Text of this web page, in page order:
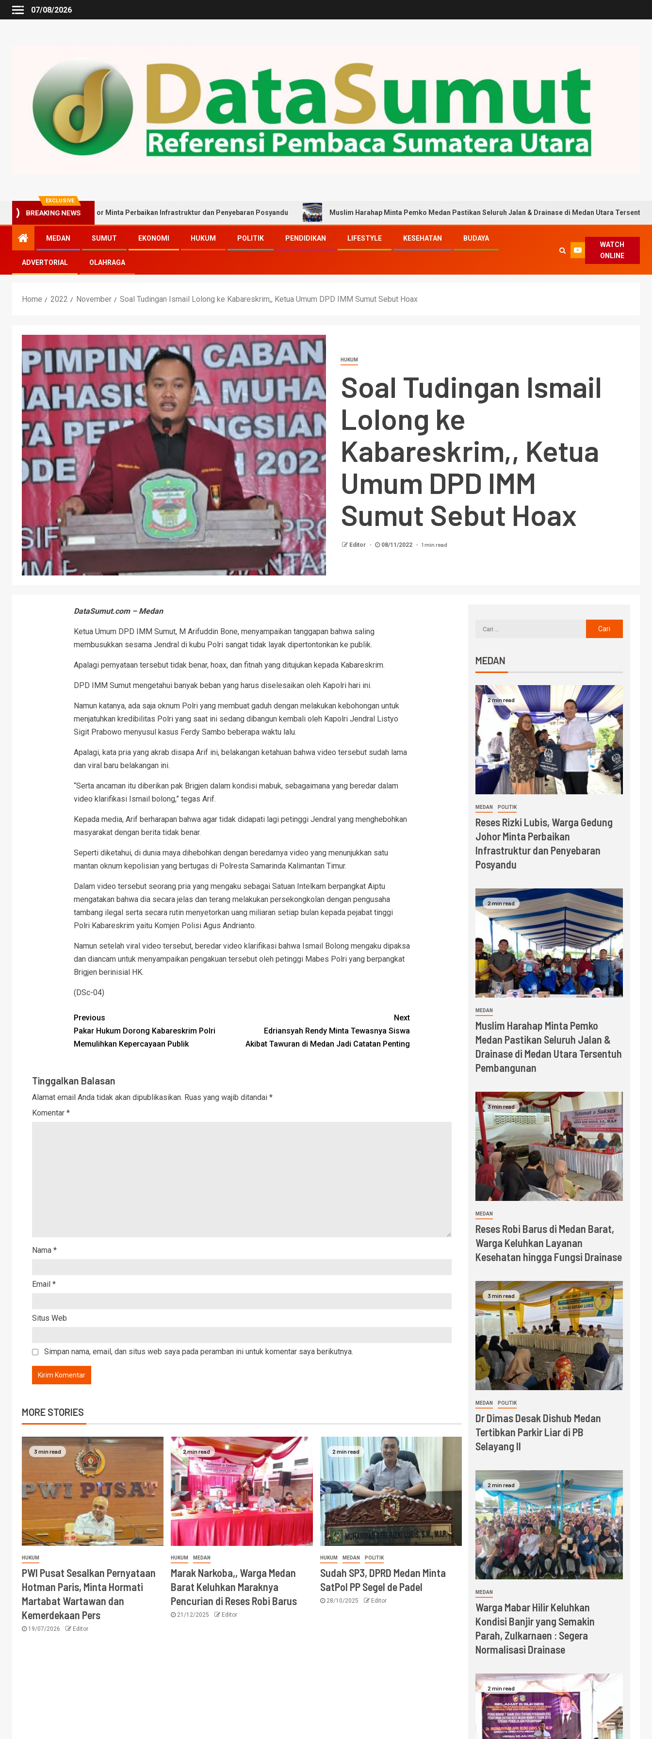
07/08/2026
EXCLUSIVE
BREAKING NEWS
Gedung Johor Minta Perbaikan Infrastruktur dan Penyebaran Posyandu Muslim Harahap Minta Pemko Medan Pastikan Seluruh Jalan & Drainase di Medan Utara Tersentuh Pembangunan
MEDAN SUMUT EKONOMI HUKUM POLITIK PENDIDIKAN LIFESTYLE KESEHATAN BUDAYA
ADVERTORIAL OLAHRAGA
WATCH
ONLINE
Home 2022 November Soal Tudingan Ismail Lolong ke Kabareskrim,, Ketua Umum DPD IMM Sumut Sebut Hoax
HUKUM
Soal Tudingan Ismail
Lolong ke
Kabareskrim,, Ketua
Umum DPD IMM
Sumut Sebut Hoax
Editor 08/11/2022 1 min read
DataSumut.com – Medan
Ketua Umum DPD IMM Sumut, M Arifuddin Bone, menyampaikan tanggapan bahwa saling
membusukkan sesama Jendral di kubu Polri sangat tidak layak dipertontonkan ke publik.
Apalagi pernyataan tersebut tidak benar, hoax, dan fitnah yang ditujukan kepada Kabareskrim.
DPD IMM Sumut mengetahui banyak beban yang harus diselesaikan oleh Kapolri hari ini.
Namun katanya, ada saja oknum Polri yang membuat gaduh dengan melakukan kebohongan untuk
menjatuhkan kredibilitas Polri yang saat ini sedang dibangun kembali oleh Kapolri Jendral Listyo
Sigit Prabowo menyusul kasus Ferdy Sambo beberapa waktu lalu.
Apalagi, kata pria yang akrab disapa Arif ini, belakangan ketahuan bahwa video tersebut sudah lama
dan viral baru belakangan ini.
“Serta ancaman itu diberikan pak Brigjen dalam kondisi mabuk, sebagaimana yang beredar dalam
video klarifikasi Ismail bolong,” tegas Arif.
Kepada media, Arif berharapan bahwa agar tidak didapati lagi petinggi Jendral yang menghebohkan
masyarakat dengan berita tidak benar.
Seperti diketahui, di dunia maya dihebohkan dengan beredarnya video yang menunjukkan satu
mantan oknum kepolisian yang bertugas di Polresta Samarinda Kalimantan Timur.
Dalam video tersebut seorang pria yang mengaku sebagai Satuan Intelkam berpangkat Aiptu
mengatakan bahwa dia secara jelas dan terang melakukan persekongkolan dengan pengusaha
tambang ilegal serta secara rutin menyetorkan uang miliaran setiap bulan kepada pejabat tinggi
Polri Kabareskrim yaitu Komjen Polisi Agus Andrianto.
Namun setelah viral video tersebut, beredar video klarifikasi bahwa Ismail Bolong mengaku dipaksa
dan diancam untuk menyampaikan pengakuan tersebut oleh petinggi Mabes Polri yang berpangkat
Brigjen berinisial HK.
(DSc-04)
Previous
Pakar Hukum Dorong Kabareskrim Polri
Memulihkan Kepercayaan Publik
Next
Edriansyah Rendy Minta Tewasnya Siswa
Akibat Tawuran di Medan Jadi Catatan Penting
Tinggalkan Balasan
Alamat email Anda tidak akan dipublikasikan. Ruas yang wajib ditandai *
Komentar *
Nama *
Email *
Situs Web
Simpan nama, email, dan situs web saya pada peramban ini untuk komentar saya berikutnya.
MORE STORIES
3 min read
HUKUM
PWI Pusat Sesalkan Pernyataan
Hotman Paris, Minta Hormati
Martabat Wartawan dan
Kemerdekaan Pers
19/07/2026 Editor
2 min read
HUKUM MEDAN
Marak Narkoba,, Warga Medan
Barat Keluhkan Maraknya
Pencurian di Reses Robi Barus
21/12/2025 Editor
2 min read
HUKUM MEDAN POLITIK
Sudah SP3, DPRD Medan Minta
SatPol PP Segel de Padel
28/10/2025 Editor
MEDAN
2 min read
MEDAN POLITIK
Reses Rizki Lubis, Warga Gedung
Johor Minta Perbaikan
Infrastruktur dan Penyebaran
Posyandu
2 min read
MEDAN
Muslim Harahap Minta Pemko
Medan Pastikan Seluruh Jalan &
Drainase di Medan Utara Tersentuh
Pembangunan
3 min read
MEDAN
Reses Robi Barus di Medan Barat,
Warga Keluhkan Layanan
Kesehatan hingga Fungsi Drainase
3 min read
MEDAN POLITIK
Dr Dimas Desak Dishub Medan
Tertibkan Parkir Liar di PB
Selayang II
2 min read
MEDAN
Warga Mabar Hilir Keluhkan
Kondisi Banjir yang Semakin
Parah, Zulkarnaen : Segera
Normalisasi Drainase
2 min read